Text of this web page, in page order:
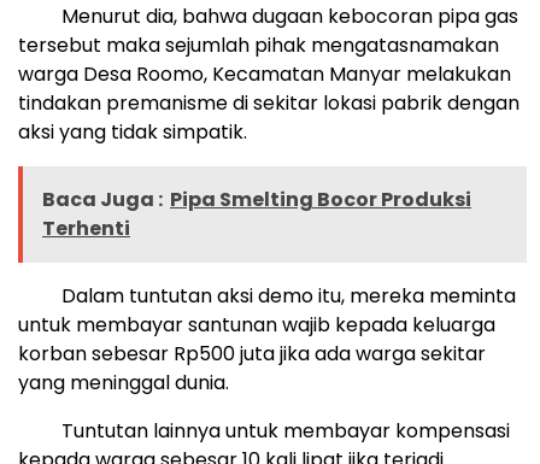
Menurut dia, bahwa dugaan kebocoran pipa gas
tersebut maka sejumlah pihak mengatasnamakan
warga Desa Roomo, Kecamatan Manyar melakukan
tindakan premanisme di sekitar lokasi pabrik dengan
aksi yang tidak simpatik.
Baca Juga : Pipa Smelting Bocor Produksi
Terhenti
Dalam tuntutan aksi demo itu, mereka meminta
untuk membayar santunan wajib kepada keluarga
korban sebesar Rp500 juta jika ada warga sekitar
yang meninggal dunia.
Tuntutan lainnya untuk membayar kompensasi